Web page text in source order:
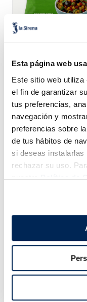
Esta página web
Este sitio web
el fin de garantizar
tus preferencias,
navegación y
preferencias sobre
de tus hábitos de
si deseas instalarlas
rechazar su uso.
nuestraPolítica de
2,79 €
Añadir